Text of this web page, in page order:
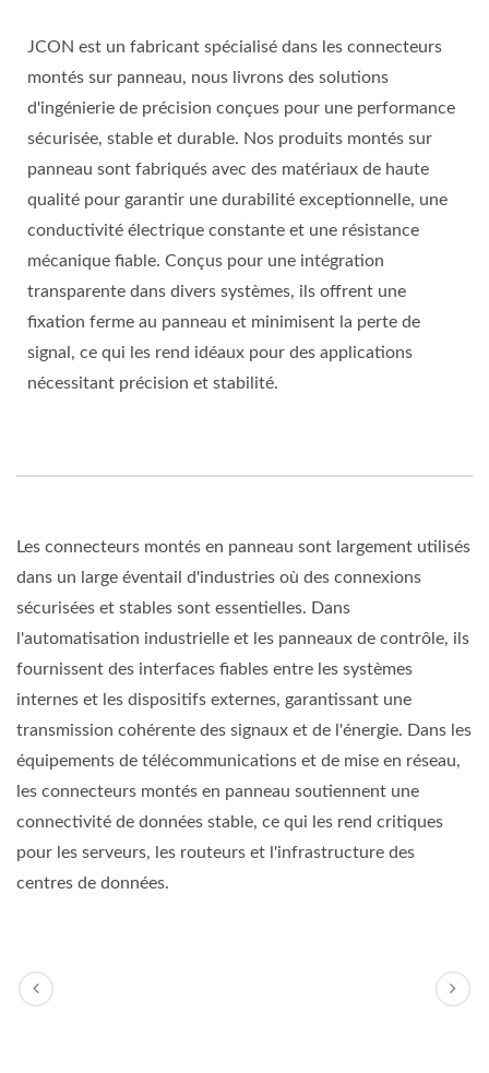
JCON est un fabricant spécialisé dans les connecteurs
montés sur panneau, nous livrons des solutions
d'ingénierie de précision conçues pour une performance
sécurisée, stable et durable. Nos produits montés sur
panneau sont fabriqués avec des matériaux de haute
qualité pour garantir une durabilité exceptionnelle, une
conductivité électrique constante et une résistance
mécanique fiable. Conçus pour une intégration
transparente dans divers systèmes, ils offrent une
fixation ferme au panneau et minimisent la perte de
signal, ce qui les rend idéaux pour des applications
nécessitant précision et stabilité.
Les connecteurs montés en panneau sont largement utilisés
dans un large éventail d'industries où des connexions
sécurisées et stables sont essentielles. Dans
l'automatisation industrielle et les panneaux de contrôle, ils
fournissent des interfaces fiables entre les systèmes
internes et les dispositifs externes, garantissant une
transmission cohérente des signaux et de l'énergie. Dans les
équipements de télécommunications et de mise en réseau,
les connecteurs montés en panneau soutiennent une
connectivité de données stable, ce qui les rend critiques
pour les serveurs, les routeurs et l'infrastructure des
centres de données.